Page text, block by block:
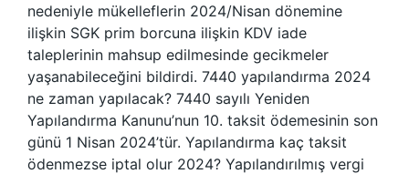
nedeniyle mükelleflerin 2024/Nisan dönemine
ilişkin SGK prim borcuna ilişkin KDV iade
taleplerinin mahsup edilmesinde gecikmeler
yaşanabileceğini bildirdi. 7440 yapılandırma 2024
ne zaman yapılacak? 7440 sayılı Yeniden
Yapılandırma Kanunu’nun 10. taksit ödemesinin son
günü 1 Nisan 2024’tür. Yapılandırma kaç taksit
ödenmezse iptal olur 2024? Yapılandırılmış vergi